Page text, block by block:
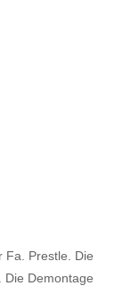
Fa. Prestle. Die
Die Demontage